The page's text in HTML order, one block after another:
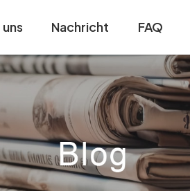
Nachricht FAQ